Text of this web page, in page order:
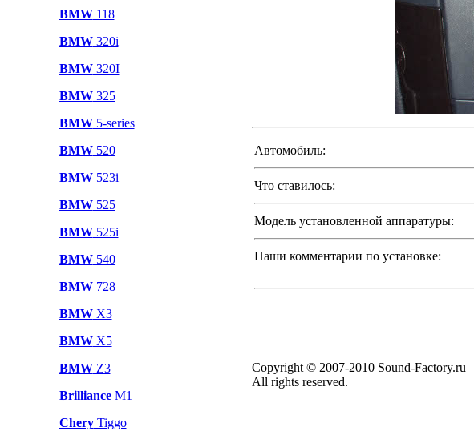
BMW118
BMW320i
BMW320I
BMW325
BMW5-series
BMW520
BMW523i
BMW525
BMW525i
BMW540
BMW728
BMWX3
BMWX5
BMWZ3
BrillianceM1
CheryTiggo
Автомобиль:
Что ставилось:
Модель установленной аппаратуры:
Наши комментарии по установке:
Copyright © 2007-2010 Sound-Factory.ru
All rights reserved.